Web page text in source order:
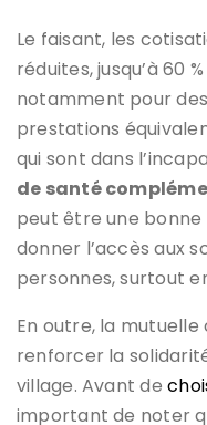
Le faisant, les
réduites, jusqu’à 60
notamment pour
prestations
qui sont dans
de santé
peut être une bonne
donner l’accès aux
personnes, surtout
En outre, la
renforcer la
village. Avant de
important de noter